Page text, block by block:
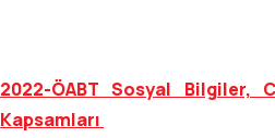
2022-ÖABT Sosyal Bilgiler,
Kapsamları